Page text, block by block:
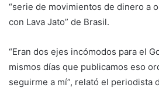
“serie de movimientos de dinero a
con Lava Jato” de Brasil.
“Eran dos ejes incómodos para el
mismos días que publicamos eso
seguirme a mí”, relató el periodista